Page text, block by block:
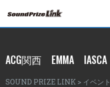
ACG関西 EMMA IASCA
SOUND PRIZE LINK > イベント